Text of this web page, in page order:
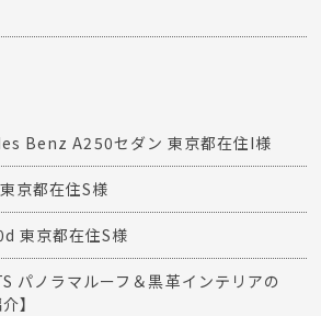
Benz A250セダン 東京都在住I様
京都在住S様
東京都在住S様
パノラマルーフ＆黒革インテリアの
】